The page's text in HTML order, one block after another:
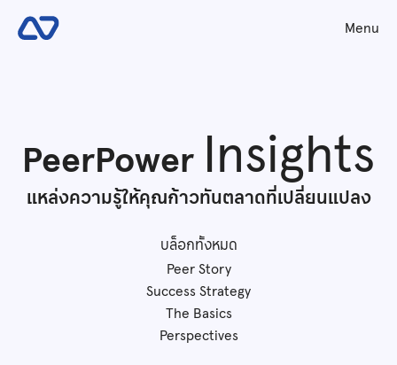
Menu
PeerPower Insights
แหล่งความรู้ให้คุณก้าวทันตลาดที่เปลี่ยนแปลง
บล็อกทั้งหมด
Peer Story
Success Strategy
The Basics
Perspectives